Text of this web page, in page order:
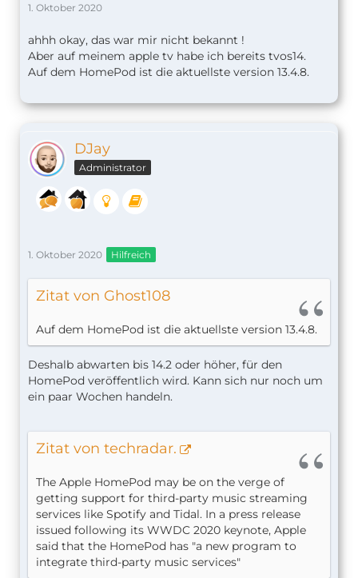
1. Oktober 2020
ahhh okay, das war mir nicht bekannt !
Aber auf meinem apple tv habe ich bereits tvos14.
Auf dem HomePod ist die aktuellste version 13.4.8.
DJay
Administrator
1. Oktober 2020 Hilfreich
Zitat von Ghost108
Auf dem HomePod ist die aktuellste version 13.4.8.
Deshalb abwarten bis 14.2 oder höher, für den
HomePod veröffentlich wird. Kann sich nur noch um
ein paar Wochen handeln.
Zitat von techradar.
The Apple HomePod may be on the verge of
getting support for third-party music streaming
services like Spotify and Tidal. In a press release
issued following its WWDC 2020 keynote, Apple
said that the HomePod has "a new program to
integrate third-party music services"